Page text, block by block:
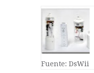
Fuente: DsWii